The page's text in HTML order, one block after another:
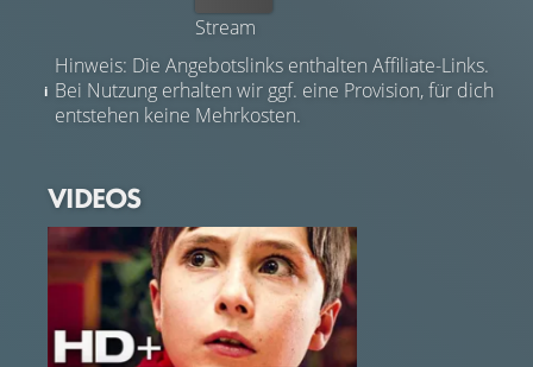
Stream
Hinweis: Die Angebotslinks enthalten Affiliate-Links.
Bei Nutzung erhalten wir ggf. eine Provision, für dich
entstehen keine Mehrkosten.
VIDEOS